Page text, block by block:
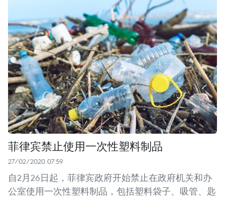
菲律宾禁止使用一次性塑料制品
27/02/2020 07:59
自2月26日起，菲律宾政府开始禁止在政府机关和办
公室使用一次性塑料制品，包括塑料袋子、吸管、匙